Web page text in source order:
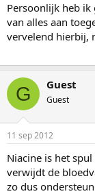
Persoonlijk heb
van alles aan
vervelend hierbij,
G Guest
Guest
11 sep 2012
Niacine is het
verwijdt de
zo dus